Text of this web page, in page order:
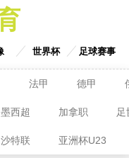
世界杯 足球赛事
法甲 德甲
墨西超 加拿职 足
沙特联 亚洲杯U23